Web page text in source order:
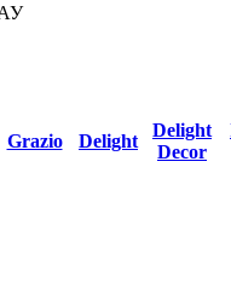
Grazio Delight
Delight
Decor